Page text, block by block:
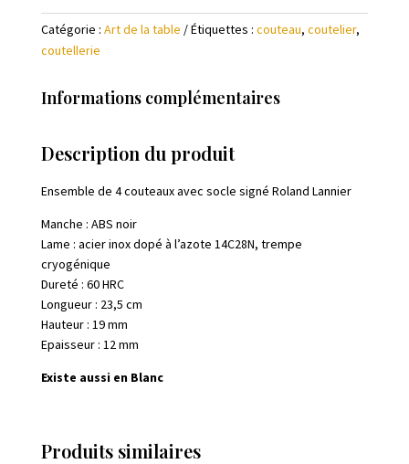
couteaux
-
Cut
bullshit
Catégorie : Art de la table Étiquettes : couteau, coutelier,
coutellerie
Informations complémentaires
Description du produit
Ensemble de 4 couteaux avec socle signé Roland Lannier
Manche : ABS noir
Lame : acier inox dopé à l’azote 14C28N, trempe
cryogénique
Dureté : 60 HRC
Longueur : 23,5 cm
Hauteur : 19 mm
Epaisseur : 12 mm
Existe aussi en Blanc
Produits similaires